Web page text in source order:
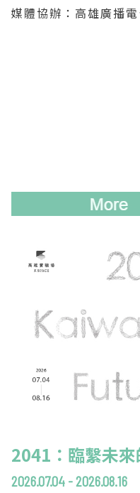
媒體協辦：高雄廣播
2041：臨繫未
2026.07.04 - 2026.08.16